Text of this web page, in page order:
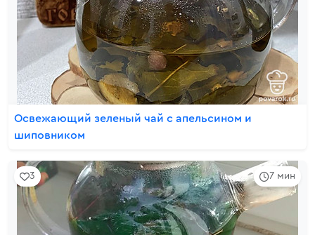
Освежающий зеленый чай с апельсином и
шиповником
7 мин
3